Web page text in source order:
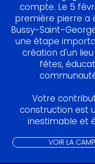
compte. Le 5
première pierre a
Bussy-Saint-
une étape
création d'un
fêtes,
Votre
construction est
inestimable et
VOIR LA